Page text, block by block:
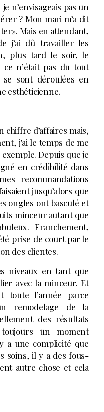
n’envisageais pas un
? Mon mari m’a dit
Mais en attendant,
j’ai dû travailler les
plus tard le soir, le
n’était pas du tout
sont déroulées en
esthéticienne.
chiffre d’affaires mais,
j’ai le temps de me
Depuis que je
en crédibilité dans
recommandations
jusqu’alors que
ongles ont basculé et
minceur autant que
Franchement,
prise de court par le
des clientes.
niveaux en tant que
avec la minceur. Et
toute l’année parce
remodelage de la
des résultats
un moment
a une complicité que
soins, il y a des fous-
autre chose et cela